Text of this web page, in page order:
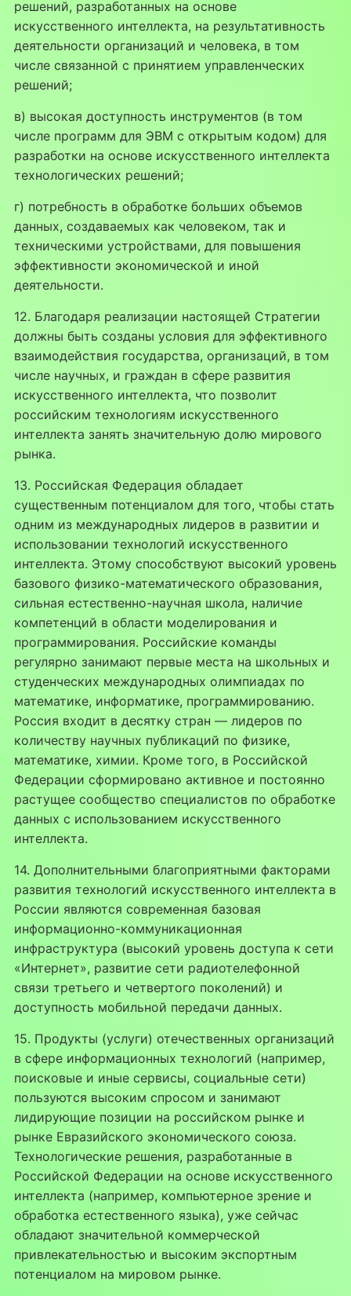
решений, разработанных на основе
искусственного интеллекта, на результативность
деятельности организаций и человека, в том
числе связанной с принятием управленческих
решений;
в) высокая доступность инструментов (в том
числе программ для ЭВМ с открытым кодом) для
разработки на основе искусственного интеллекта
технологических решений;
г) потребность в обработке больших объемов
данных, создаваемых как человеком, так и
техническими устройствами, для повышения
эффективности экономической и иной
деятельности.
12. Благодаря реализации настоящей Стратегии
должны быть созданы условия для эффективного
взаимодействия государства, организаций, в том
числе научных, и граждан в сфере развития
искусственного интеллекта, что позволит
российским технологиям искусственного
интеллекта занять значительную долю мирового
рынка.
13. Российская Федерация обладает
существенным потенциалом для того, чтобы стать
одним из международных лидеров в развитии и
использовании технологий искусственного
интеллекта. Этому способствуют высокий уровень
базового физико-математического образования,
сильная естественно-научная школа, наличие
компетенций в области моделирования и
программирования. Российские команды
регулярно занимают первые места на школьных и
студенческих международных олимпиадах по
математике, информатике, программированию.
Россия входит в десятку стран — лидеров по
количеству научных публикаций по физике,
математике, химии. Кроме того, в Российской
Федерации сформировано активное и постоянно
растущее сообщество специалистов по обработке
данных с использованием искусственного
интеллекта.
14. Дополнительными благоприятными факторами
развития технологий искусственного интеллекта в
России являются современная базовая
информационно-коммуникационная
инфраструктура (высокий уровень доступа к сети
«Интернет», развитие сети радиотелефонной
связи третьего и четвертого поколений) и
доступность мобильной передачи данных.
15. Продукты (услуги) отечественных организаций
в сфере информационных технологий (например,
поисковые и иные сервисы, социальные сети)
пользуются высоким спросом и занимают
лидирующие позиции на российском рынке и
рынке Евразийского экономического союза.
Технологические решения, разработанные в
Российской Федерации на основе искусственного
интеллекта (например, компьютерное зрение и
обработка естественного языка), уже сейчас
обладают значительной коммерческой
привлекательностью и высоким экспортным
потенциалом на мировом рынке.